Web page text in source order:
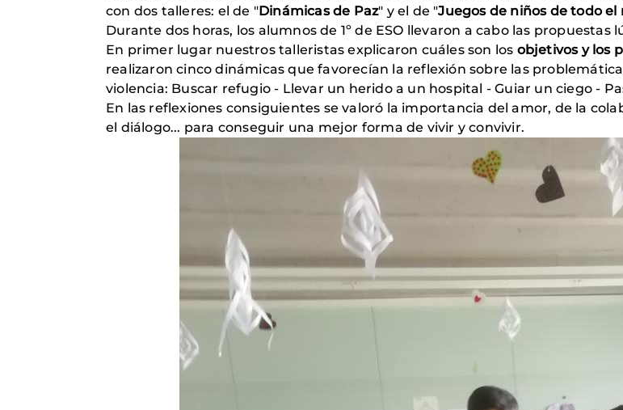
con dos talleres: el de "Dinámicas de Paz" y el de "Juegos de niños de todo el
Durante dos horas, los alumnos de 1º de ESO llevaron a cabo las propuestas
En primer lugar nuestros talleristas explicaron cuáles son los objetivos y los
realizaron cinco dinámicas que favorecían la reflexión sobre las
violencia: Buscar refugio - Llevar un herido a un hospital - Guiar un ciego -
En las reflexiones consiguientes se valoró la importancia del amor, de la
el diálogo... para conseguir una mejor forma de vivir y convivir.